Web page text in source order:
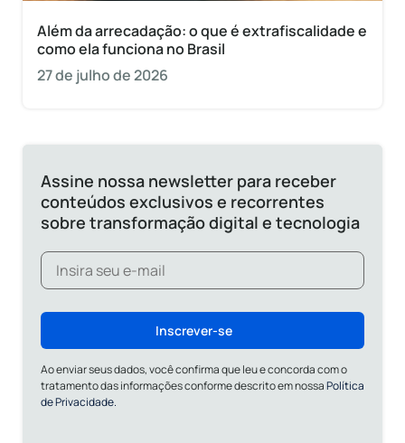
Além da arrecadação: o que é extrafiscalidade e
como ela funciona no Brasil
27 de julho de 2026
Assine nossa newsletter para receber
conteúdos exclusivos e recorrentes
sobre transformação digital e tecnologia
Inscrever-se
Ao enviar seus dados, você confirma que leu e concorda com o
tratamento das informações conforme descrito em nossaPolítica
de Privacidade.